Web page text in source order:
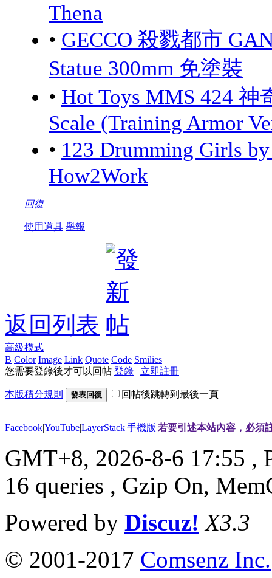
Thena
• GECCO 殺戮都市
Statue 300mm 免塗裝
• Hot Toys MMS 424 神
Scale (Training Armor
• 123 Drumming Girls
How2Work
回復
使用道具 舉報
返回列表
高級模式
B Color Image Link Quote Code Smilies
您需要登錄後才可以回帖 登錄 | 立即註冊
本版積分規則 發表回復 回帖後跳轉到最後一頁
Facebook|YouTube|LayerStack|手機版|若要引述本站內容，必須
GMT+8, 2026-8-6 17:55 ,
16 queries , Gzip On,
Powered by Discuz! X3.3
© 2001-2017 Comsenz Inc.